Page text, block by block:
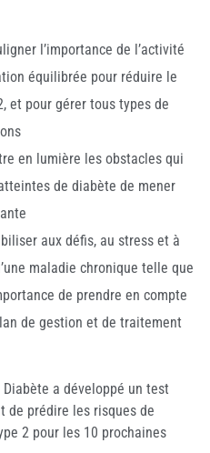
l’importance de l’activité
équilibrée pour réduire le
et pour gérer tous types de
en lumière les obstacles qui
de diabète de mener
aux défis, au stress et à
maladie chronique telle que
de prendre en compte
de gestion et de traitement
a développé un test
de prédire les risques de
2 pour les 10 prochaines